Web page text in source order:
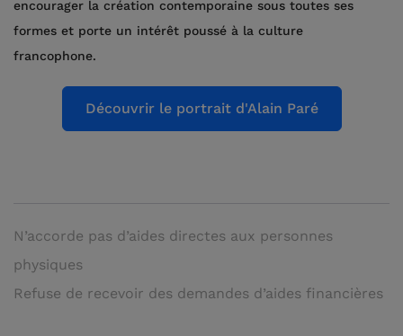
encourager la création contemporaine sous toutes ses
formes et porte un intérêt poussé à la culture
francophone.
Découvrir le portrait d'Alain Paré
N’accorde pas d’aides directes aux personnes
physiques
Refuse de recevoir des demandes d’aides financières